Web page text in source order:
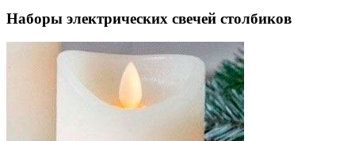
Наборы электрических свечей столбиков